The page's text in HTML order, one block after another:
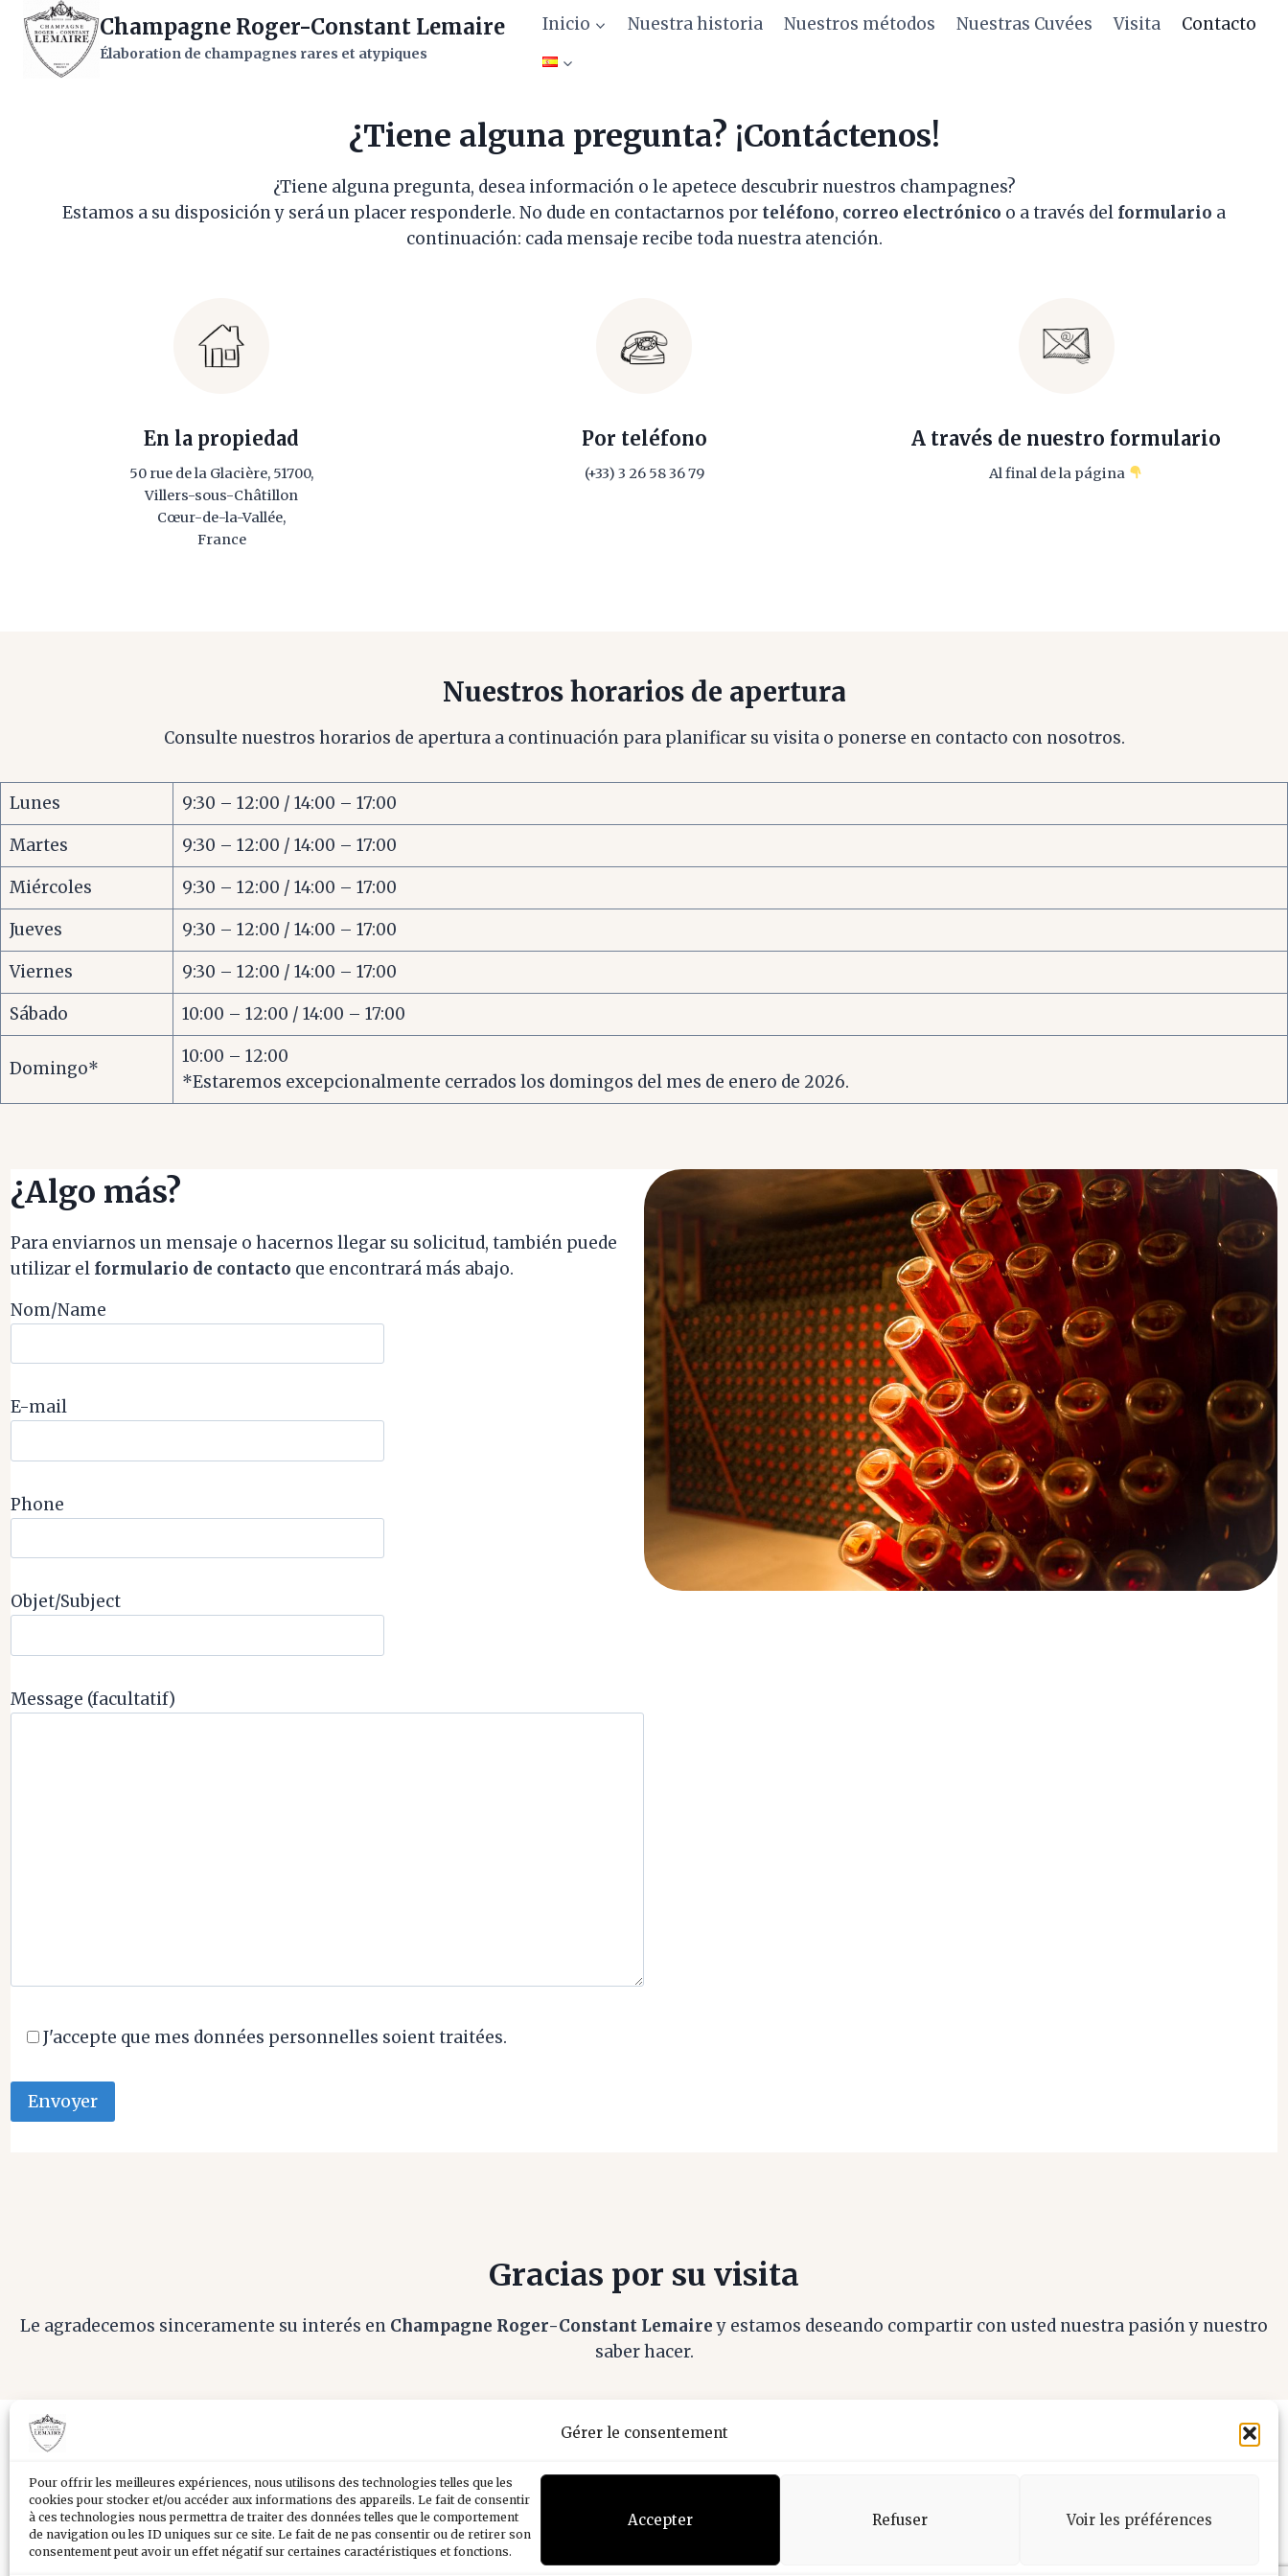
Gérer le consentement
Pour offrir les meilleures expériences, nous utilisons des technologies telles que les
cookies pour stocker et/ou accéder aux informations des appareils. Le fait de consentir
à ces technologies nous permettra de traiter des données telles que le comportement
de navigation ou les ID uniques sur ce site. Le fait de ne pas consentir ou de retirer son
consentement peut avoir un effet négatif sur certaines caractéristiques et fonctions.
Accepter Refuser Voir les préférences
Saltar
contenido
Champagne Roger-Constant Lemaire
Élaboration de champagnes rares et atypiques
Inicio Nuestra historia Nuestros métodos Nuestras Cuvées Visita Contacto
¿Tiene alguna pregunta? ¡Contáctenos!
¿Tiene alguna pregunta, desea información o le apetece descubrir nuestros champagnes?
Estamos a su disposición y será un placer responderle. No dude en contactarnos por teléfono, correo electrónico o a través del formulario a
continuación: cada mensaje recibe toda nuestra atención.
En la propiedad
50 rue de la Glacière, 51700,
Villers-sous-Châtillon
Cœur-de-la-Vallée,
France
Por teléfono
(+33) 3 26 58 36 79
A través de nuestro formulario
Al final de la página
Nuestros horarios de apertura
Consulte nuestros horarios de apertura a continuación para planificar su visita o ponerse en contacto con nosotros.
Lunes
9:30 – 12:00 / 14:00 – 17:00
Martes
9:30 – 12:00 / 14:00 – 17:00
Miércoles
9:30 – 12:00 / 14:00 – 17:00
Jueves
9:30 – 12:00 / 14:00 – 17:00
Viernes
9:30 – 12:00 / 14:00 – 17:00
Sábado
10:00 – 12:00 / 14:00 – 17:00
Domingo*
10:00 – 12:00
*Estaremos excepcionalmente cerrados los domingos del mes de enero de 2026.
¿Algo más?
Para enviarnos un mensaje o hacernos llegar su solicitud, también puede
utilizar el formulario de contacto que encontrará más abajo.
Nom/Name
E-mail
Phone
Objet/Subject
Message (facultatif)
J'accepte que mes données personnelles soient traitées.
Gracias por su visita
Le agradecemos sinceramente su interés en Champagne Roger-Constant Lemairey estamos deseando compartir con usted nuestra pasión y nuestro
saber hacer.
Facebook
Instagram
YouTube
LinkedIn
Condiciones generales de venta
Actualidad
Nuestra historia
Nuestros métodos